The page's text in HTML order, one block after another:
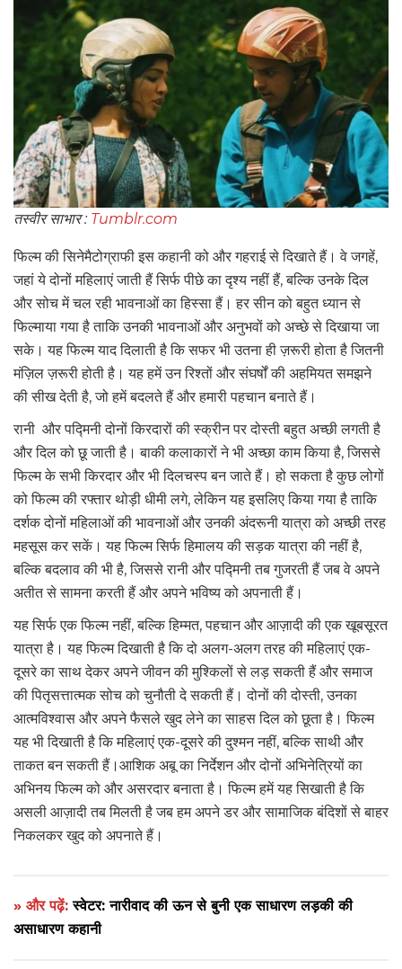
तस्वीर साभार : Tumblr.com
फिल्म की सिनेमैटोग्राफी इस कहानी को और गहराई से दिखाते हैं। वे जगहें,
जहां ये दोनों महिलाएं जाती हैं सिर्फ पीछे का दृश्य नहीं हैं, बल्कि उनके दिल
और सोच में चल रही भावनाओं का हिस्सा हैं। हर सीन को बहुत ध्यान से
फिल्माया गया है ताकि उनकी भावनाओं और अनुभवों को अच्छे से दिखाया जा
सके। यह फिल्म याद दिलाती है कि सफर भी उतना ही ज़रूरी होता है जितनी
मंज़िल ज़रूरी होती है। यह हमें उन रिश्तों और संघर्षों की अहमियत समझने
की सीख देती है, जो हमें बदलते हैं और हमारी पहचान बनाते हैं।
रानी और पद्मिनी दोनों किरदारों की स्क्रीन पर दोस्ती बहुत अच्छी लगती है
और दिल को छू जाती है। बाकी कलाकारों ने भी अच्छा काम किया है, जिससे
फिल्म के सभी किरदार और भी दिलचस्प बन जाते हैं। हो सकता है कुछ लोगों
को फिल्म की रफ्तार थोड़ी धीमी लगे, लेकिन यह इसलिए किया गया है ताकि
दर्शक दोनों महिलाओं की भावनाओं और उनकी अंदरूनी यात्रा को अच्छी तरह
महसूस कर सकें। यह फिल्म सिर्फ हिमालय की सड़क यात्रा की नहीं है,
बल्कि बदलाव की भी है, जिससे रानी और पद्मिनी तब गुजरती हैं जब वे अपने
अतीत से सामना करती हैं और अपने भविष्य को अपनाती हैं।
यह सिर्फ एक फिल्म नहीं, बल्कि हिम्मत, पहचान और आज़ादी की एक खूबसूरत
यात्रा है। यह फिल्म दिखाती है कि दो अलग-अलग तरह की महिलाएं एक-
दूसरे का साथ देकर अपने जीवन की मुश्किलों से लड़ सकती हैं और समाज
की पितृसत्तात्मक सोच को चुनौती दे सकती हैं। दोनों की दोस्ती, उनका
आत्मविश्वास और अपने फैसले खुद लेने का साहस दिल को छूता है। फिल्म
यह भी दिखाती है कि महिलाएं एक-दूसरे की दुश्मन नहीं, बल्कि साथी और
ताकत बन सकती हैं।आशिक अबू का निर्देशन और दोनों अभिनेत्रियों का
अभिनय फिल्म को और असरदार बनाता है। फिल्म हमें यह सिखाती है कि
असली आज़ादी तब मिलती है जब हम अपने डर और सामाजिक बंदिशों से बाहर
निकलकर खुद को अपनाते हैं।
» और पढ़ें:स्वेटर: नारीवाद की ऊन से बुनी एक साधारण लड़की की
असाधारण कहानी